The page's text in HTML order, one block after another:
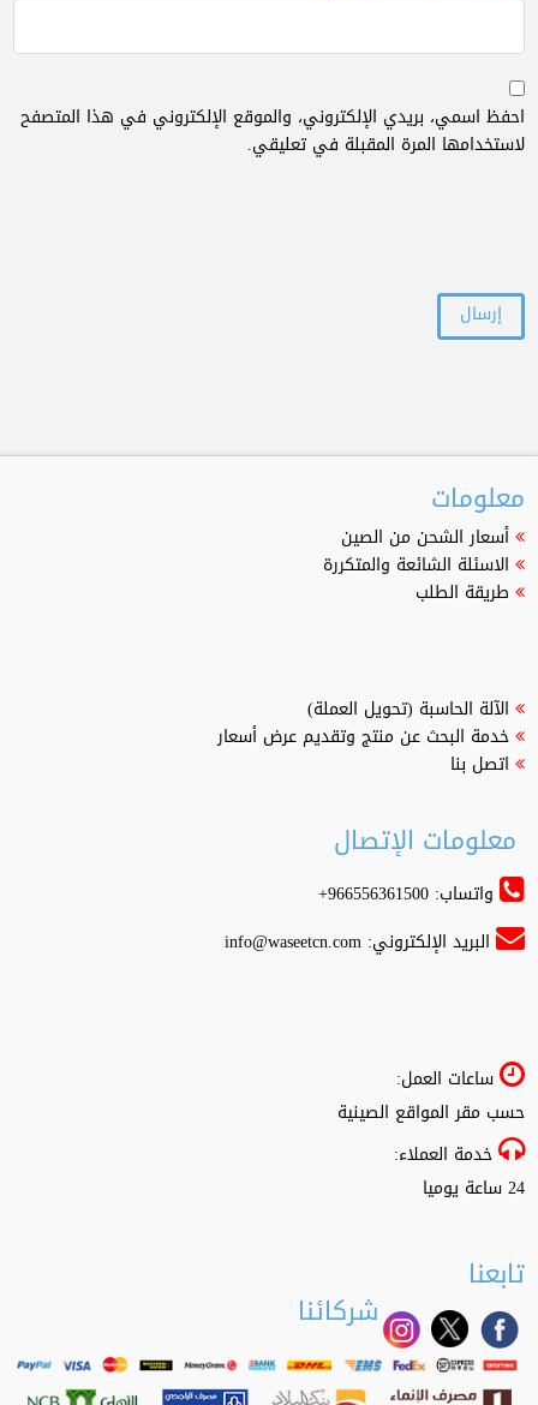
احفظ اسمي، بريدي الإلكتروني، والموقع الإلكتروني في هذا المتصفح
لاستخدامها المرة المقبلة في تعليقي.
معلومات
أسعار الشحن من الصين
الاسئلة الشائعة والمتكررة
طريقة الطلب
الآلة الحاسبة (تحويل العملة)
خدمة البحث عن منتج وتقديم عرض أسعار
اتصل بنا
معلومات الإتصال
واتساب: 966556361500+
البريد الإلكتروني:info@waseetcn.com
ساعات العمل:
حسب مقر المواقع الصينية
خدمة العملاء:
24 ساعة يوميا
تابعنا
شركائنا